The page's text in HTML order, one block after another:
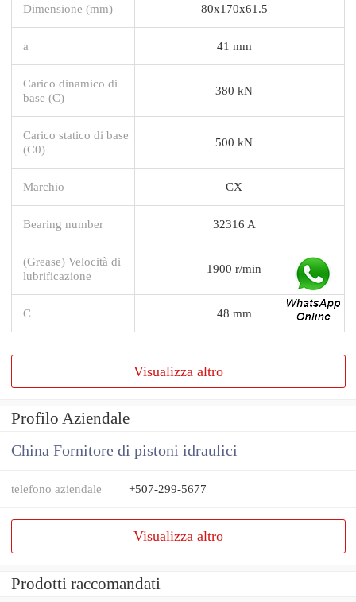
Dimensione (mm) 80x170x61.5
a 41 mm
Carico dinamico di
base (C)
380 kN
Carico statico di base
(C0)
500 kN
Marchio CX
Bearing number 32316 A
(Grease) Velocità di
lubrificazione
1900 r/min
C 48 mm
Visualizza altro
Profilo Aziendale
China Fornitore di pistoni idraulici
telefono aziendale +507-299-5677
Visualizza altro
Prodotti raccomandati